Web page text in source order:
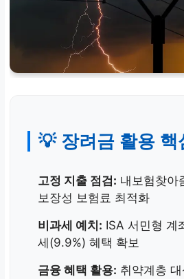
💡 장려금 활용 핵
고정 지출 점검: 내보험찾아
보장성 보험료 최적화
비과세 예치: ISA 서민형 계
세(9.9%) 혜택 확보
금융 혜택 활용: 취약계층